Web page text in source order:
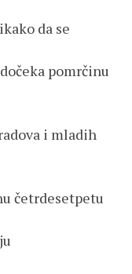
da se
pomrčinu
i mladih
četrdesetpetu